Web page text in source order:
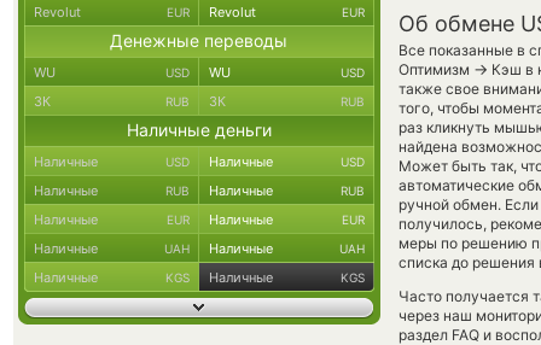
Об обмене
Все показанные в
Оптимизм → Кэш в
также свое
того, чтобы
раз кликнуть
найдена
Может быть так,
автоматические
ручной обмен.
получилось,
меры по решению
списка до решения
Часто получается
через наш
раздел FAQ и
Revolut EUR Revolut EUR
Денежные переводы
WU USD WU USD
ЗК RUB ЗК RUB
Наличные деньги
Наличные USD Наличные USD
Наличные RUB Наличные RUB
Наличные EUR Наличные EUR
Наличные UAH Наличные UAH
Наличные KGS Наличные KGS